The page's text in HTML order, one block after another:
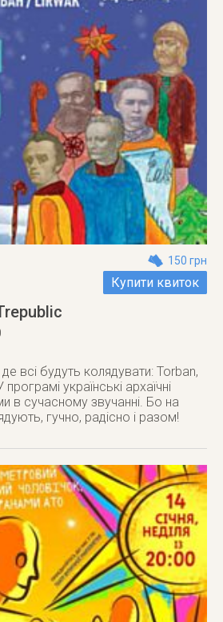
150 грн
Купити квиток
всі будуть колядувати: Torban,
українські архаїчні
в сучасному звучанні. Бо на
гучно, радісно і разом!